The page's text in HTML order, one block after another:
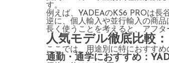
す。
例えば、YADEAのKS6 PROは長
逆に、個人輸入や並行輸入の商
長く使うことを考えると、アフ
人気モデル徹底比較
ここでは、用途別に特におすす
通勤・通学におすすめ：